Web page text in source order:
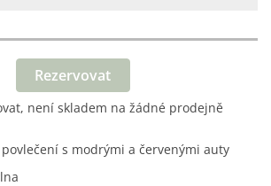
Rezervovat
není skladem na žádné prodejně
povlečení s modrými a červenými auty